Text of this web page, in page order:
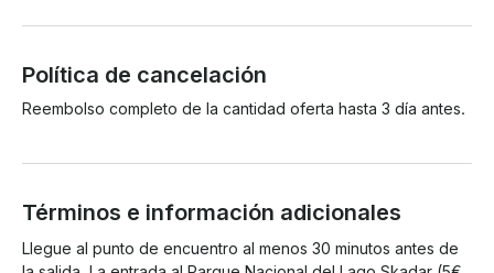
Política de cancelación
Reembolso completo de la cantidad oferta hasta 3 día antes.
Términos e información adicionales
Llegue al punto de encuentro al menos 30 minutos antes de